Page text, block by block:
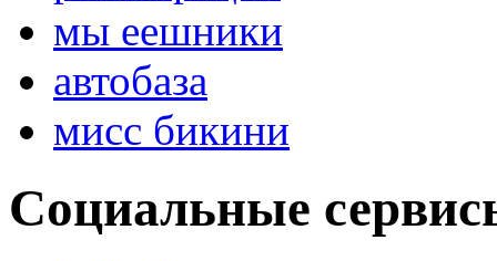
мы еешники
автобаза
мисс бикини
Социальные